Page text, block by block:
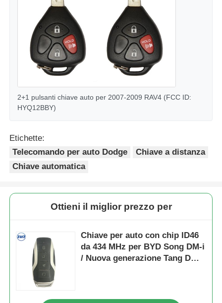
programmatore di chiave dell'automobile
chip del risponditore
Macchina per fabbro
Chiave intelligente KEYDIY
2+1 pulsanti chiave auto per 2007-2009 RAV4 (FCC ID:
HYQ12BBY)
Etichette:
Telecomando per auto Dodge
Chiave a distanza
Chiave automatica
Ottieni il miglior prezzo per
Chiave per auto con chip ID46
da 434 MHz per BYD Song DM-i
/ Nuova generazione Tang DM I